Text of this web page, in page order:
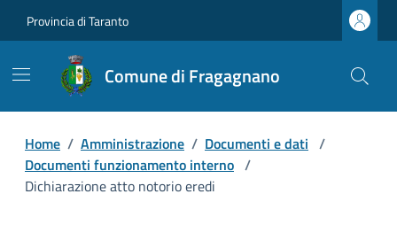
Provincia di Taranto
Comune di Fragagnano
Home / Amministrazione / Documenti e dati /
Documenti funzionamento interno /
Dichiarazione atto notorio eredi